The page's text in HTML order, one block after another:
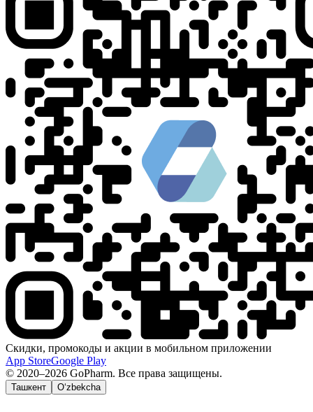
Скидки, промокоды и акции в мобильном приложении
App StoreGoogle Play
© 2020–2026 GoPharm. Все права защищены.
Ташкент O‘zbekcha